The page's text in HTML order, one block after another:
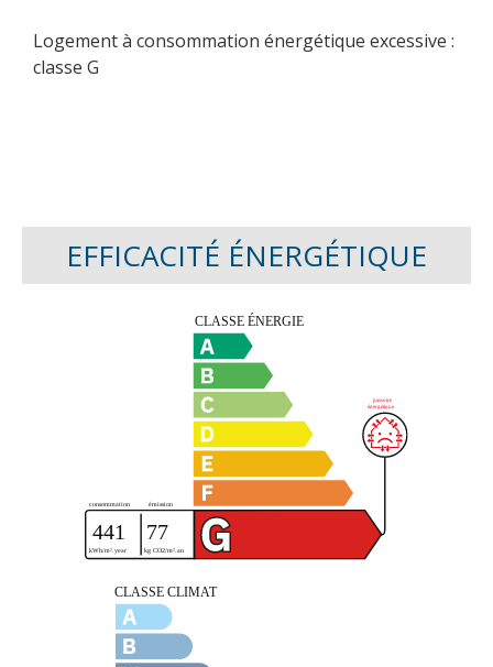
Logement à consommation énergétique excessive :
classe G
EFFICACITÉ ÉNERGÉTIQUE